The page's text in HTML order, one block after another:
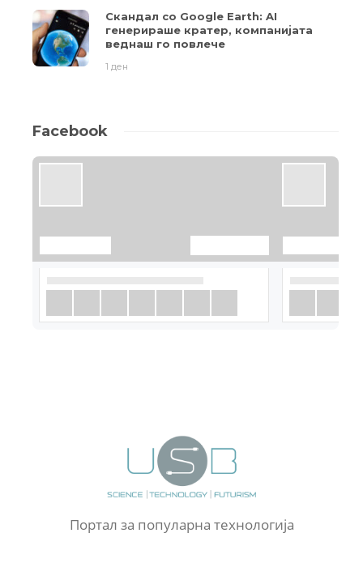
Скандал со Google Earth: AI
генерираше кратер, компанијата
веднаш го повлече
1 ден
Facebook
Портал за популарна технологија